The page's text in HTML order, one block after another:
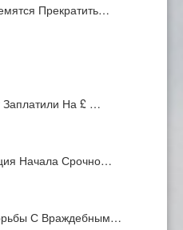
Прекратить…
На £ …
Начала Срочно…
С Враждебным…